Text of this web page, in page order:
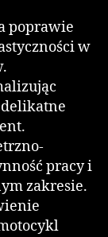
poprawie
w
pracy i
zakresie.